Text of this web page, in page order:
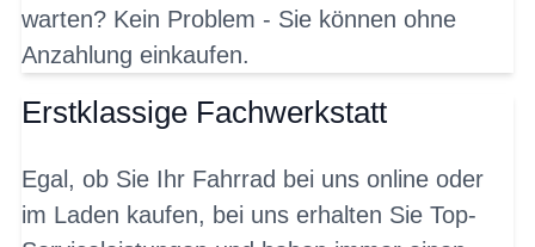
warten? Kein Problem - Sie können ohne
Anzahlung einkaufen.
Erstklassige Fachwerkstatt
Egal, ob Sie Ihr Fahrrad bei uns online oder
im Laden kaufen, bei uns erhalten Sie Top-